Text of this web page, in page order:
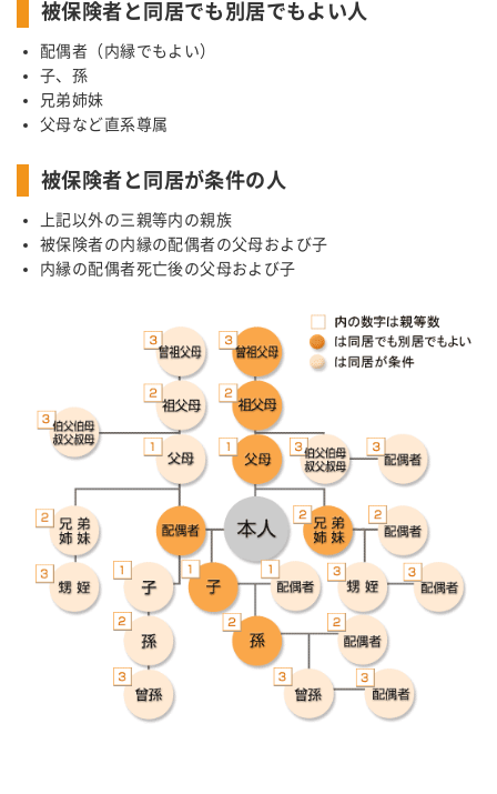
被保険者と同居でも別居でもよい人
配偶者（内縁でもよい）
子、孫
兄弟姉妹
父母など直系尊属
被保険者と同居が条件の人
上記以外の三親等内の親族
被保険者の内縁の配偶者の父母および子
内縁の配偶者死亡後の父母および子